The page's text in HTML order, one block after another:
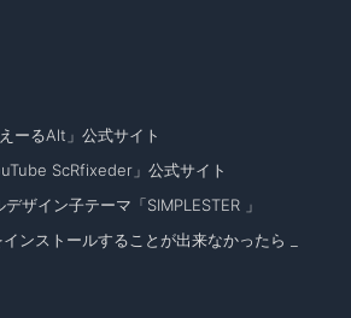
ーるAlt」公式サイト
ScRfixeder」公式サイト
ザイン子テーマ「SIMPLESTER 」
ンストールすることが出来なかったら _